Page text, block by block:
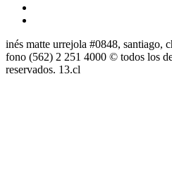
inés matte urrejola #0848, santiago,
fono (562) 2 251 4000 © todos los
reservados. 13.cl